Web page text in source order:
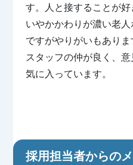
す。人と接することが
いやかかわりが濃い老
ですがやりがいもあり
スタッフの仲が良く、
気に入っています。
採用担当者からの